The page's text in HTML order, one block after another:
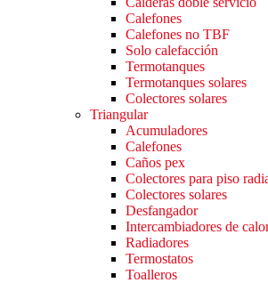
Calefones
Calefones no TBF
Solo calefacción
Termotanques
Termotanques solares
Colectores solares
Triangular
Acumuladores
Calefones
Caños pex
Colectores para piso
Colectores solares
Desfangador
Intercambiadores de
Radiadores
Termostatos
Toalleros